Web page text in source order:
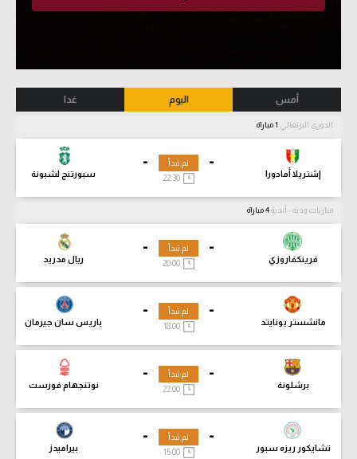
أمس اليوم غدا
الدوري البرتغالي
-
إشتريلا أمادورا
-
سبورتنج لشبونة
لم تبدأ
مباريات ودية - أندية
-
فرينكفاروزي
-
ريال مدريد
لم تبدأ
-
مانشستر يونايتد
-
باريس سان جيرمان
لم تبدأ
18:00
-
برشلونة
-
نوتنجهام فورست
لم تبدأ
-
تشايكور ريزه سبور
-
بيراميدز
لم تبدأ
15:00